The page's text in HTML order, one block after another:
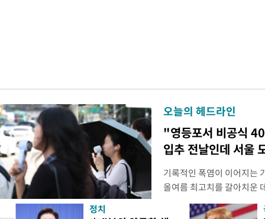
오늘의 헤드라인
"영등포서 비공식
입추 전날인데 서울
기록적인 폭염이 이어지는
올여름 최고치를 갈아치운
시15분 39.9도까지 치솟
청에 따르면 이날 오후 4시
정치